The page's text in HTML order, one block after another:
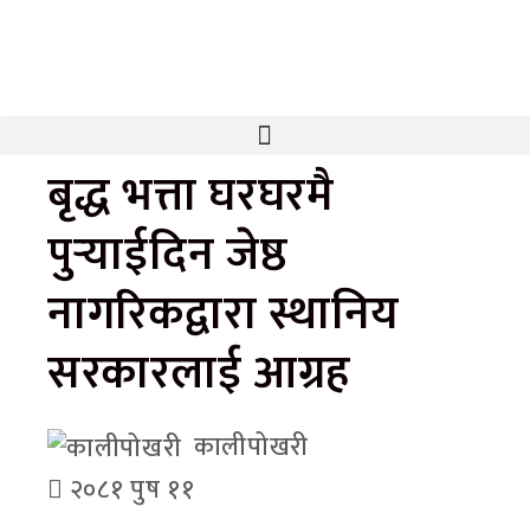
बृद्ध भत्ता घरघरमै
पुर्‍याईदिन जेष्ठ
नागरिकद्वारा स्थानिय
सरकारलाई आग्रह
कालीपोखरी
२०८१ पुष ११